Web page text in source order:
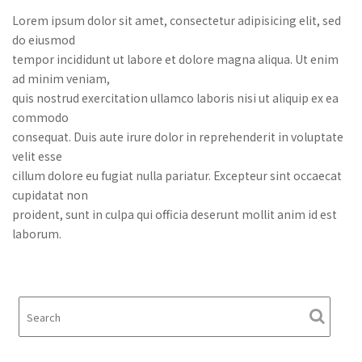
Lorem ipsum dolor sit amet, consectetur adipisicing elit, sed
do eiusmod
tempor incididunt ut labore et dolore magna aliqua. Ut enim
ad minim veniam,
quis nostrud exercitation ullamco laboris nisi ut aliquip ex ea
commodo
consequat. Duis aute irure dolor in reprehenderit in voluptate
velit esse
cillum dolore eu fugiat nulla pariatur. Excepteur sint occaecat
cupidatat non
proident, sunt in culpa qui officia deserunt mollit anim id est
laborum.